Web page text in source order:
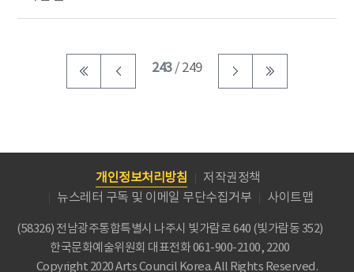
243/ 249
개인정보처리방침
저작권정책
뉴스레터 구독 및 이메일 무단수집거부
사이트맵
(58326) 전남광주통합특별시 나주시 빛가람로 640 (빛가람동 352)
한국문화예술위원회 대표전화 061-900-2100, 2200
Copyright 2020 Arts Council Korea. All Rights Reserved.